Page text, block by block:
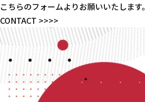
こちらのフォームよりお願いいたします。
CONTACT >>>>